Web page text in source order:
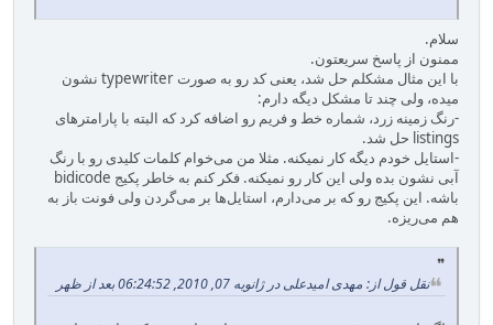
سلام.
ممنون از پاسخ سریعتون.
با این مثال مشکلم حل شد، یعنی کد رو به صورت typewriter نشون
میده، ولی چند تا مشکل دیگه دارم:
-رنگ زمینه زرد، شماره خط و فریم رو اضافه کرد که البته با پارامترهای
listings حل شد.
-استایل خودم دیگه کار نمیکنه. مثلا من می‌خوام کلمات کلیدی رو با رنگ
آبی نشون بده ولی این کار رو نمیکنه. فکر کنم به خاطر پکیج bidicode
باشه. این پکیج رو که بر می‌دارم، استایل‌ها بر می‌گردن ولی فونت باز به
هم می‌ریزه.
نقل قول از: مهدی امیدعلی در ژانویه 07, 2010, 06:24:52 بعد از ظهر